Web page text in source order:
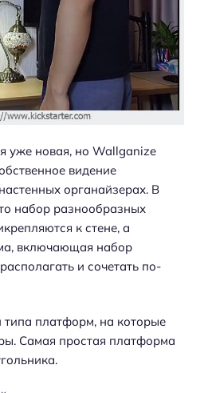
уже новая, но Wallganize
видение
органайзерах. В
набор разнообразных
к стене, а
включающая набор
и сочетать по-
платформ, на которые
Самая простая платформа